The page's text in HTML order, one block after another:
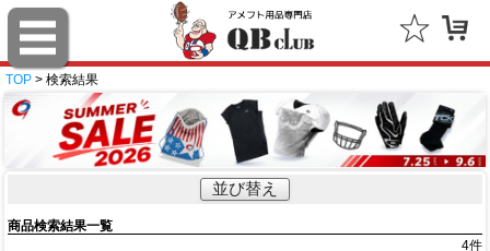
TOP > 検索結果
並び替え
商品検索結果一覧
4件